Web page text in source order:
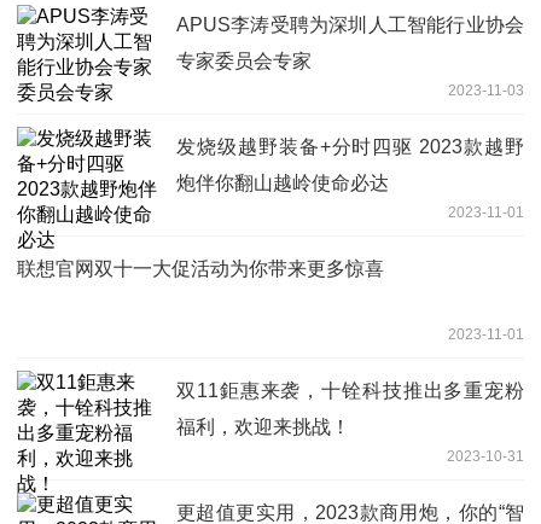
APUS李涛受聘为深圳人工智能行业协会
专家委员会专家
2023-11-03
发烧级越野装备+分时四驱 2023款越野
炮伴你翻山越岭使命必达
2023-11-01
联想官网双十一大促活动为你带来更多惊喜
2023-11-01
双11鉅惠来袭，十铨科技推出多重宠粉
福利，欢迎来挑战！
2023-10-31
更超值更实用，2023款商用炮，你的“智